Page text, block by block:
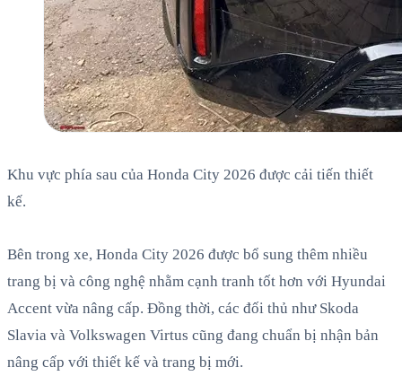
Khu vực phía sau của Honda City 2026 được cải tiến thiết
kế.
Bên trong xe, Honda City 2026 được bổ sung thêm nhiều
trang bị và công nghệ nhằm cạnh tranh tốt hơn với Hyundai
Accent vừa nâng cấp. Đồng thời, các đối thủ như Skoda
Slavia và Volkswagen Virtus cũng đang chuẩn bị nhận bản
nâng cấp với thiết kế và trang bị mới.